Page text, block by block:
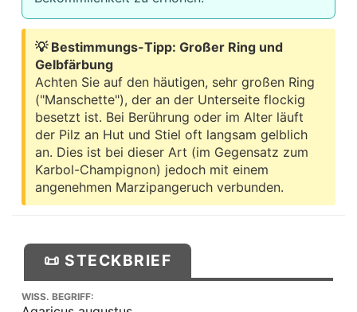
💡 Bestimmungs-Tipp: Großer Ring und
Gelbfärbung
Achten Sie auf den häutigen, sehr großen Ring
("Manschette"), der an der Unterseite flockig
besetzt ist. Bei Berührung oder im Alter läuft
der Pilz an Hut und Stiel oft langsam gelblich
an. Dies ist bei dieser Art (im Gegensatz zum
Karbol-Champignon) jedoch mit einem
angenehmen Marzipangeruch verbunden.
📜 STECKBRIEF
WISS. BEGRIFF: